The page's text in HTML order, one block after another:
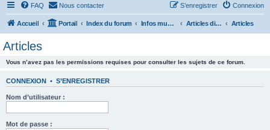
FAQ Nous contacter Connexion
S’enregistrer
Accueil Portail Index du forum Infos musicales Articles divers Articles
Articles
Vous n’avez pas les permissions requises pour consulter les sujets de ce forum.
CONNEXION • S’ENREGISTRER
Nom d’utilisateur :
Mot de passe :